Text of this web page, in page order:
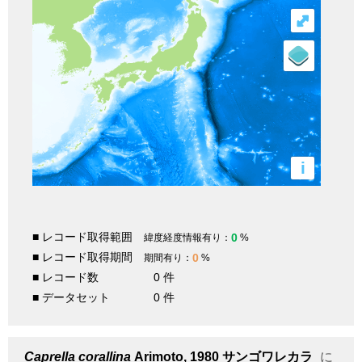
i
⤢
■ レコード取得範囲 緯度経度情報有り： 0 %
■ レコード取得期間 期間有り： 0 %
■ レコード数
0 件
■ データセット
0 件
Caprella corallina Arimoto, 1980 サンゴワレカラ に